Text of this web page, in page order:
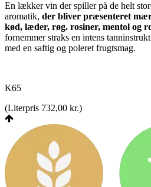
En lækker vin der spiller på de helt
aromatik, der bliver præsenteret
kød, læder, røg. rosiner, mentol og
fornemmer straks en intens
med en saftig og poleret frugtsmag.
K65
(Literpris 732,00 kr.)